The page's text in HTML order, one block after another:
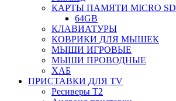
КАРТЫ ПАМЯТИ MICRO SD
64GB
КЛАВИАТУРЫ
КОВРИКИ ДЛЯ МЫШЕК
МЫШИ ИГРОВЫЕ
МЫШИ ПРОВОДНЫЕ
ХАБ
ПРИСТАВКИ ДЛЯ TV
Ресиверы Т2